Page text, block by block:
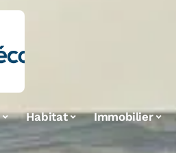
Habitat Immobilier